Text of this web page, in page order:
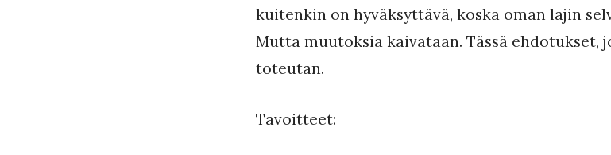
kuitenkin on hyväksyttävä, koska oman lajin
Mutta muutoksia kaivataan. Tässä
toteutan.
Tavoitteet: